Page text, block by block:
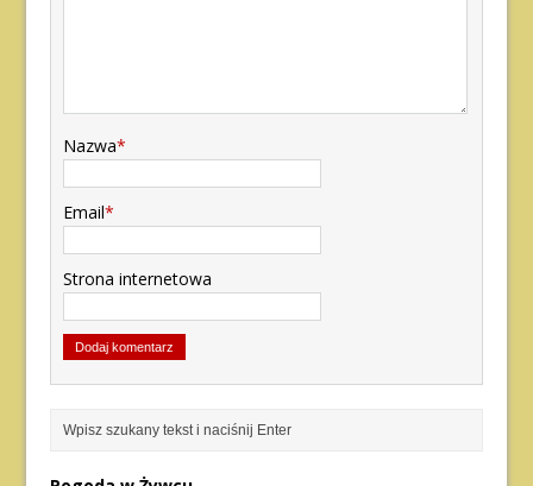
Nazwa*
Email*
Strona internetowa